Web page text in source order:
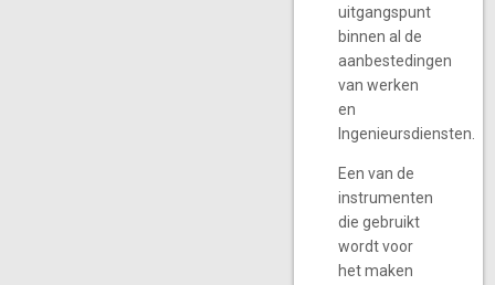
uitgangspunt
binnen al de
aanbestedingen
van werken
en
Ingenieursdiensten.
Een van de
instrumenten
die gebruikt
wordt voor
het maken